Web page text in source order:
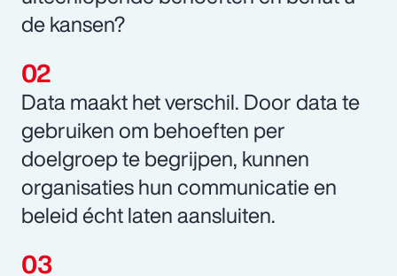
de kansen?
Data maakt het verschil. Door data te
gebruiken om behoeften per
doelgroep te begrijpen, kunnen
organisaties hun communicatie en
beleid écht laten aansluiten.